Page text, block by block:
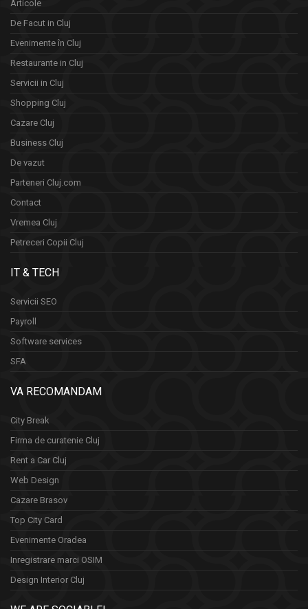
Articole
De Facut in Cluj
Evenimente în Cluj
Restaurante in Cluj
Servicii in Cluj
Shopping Cluj
Cazare Cluj
Business Cluj
De vazut
Parteneri Cluj.com
Contact
Vremea Cluj
Petreceri Copii Cluj
IT & TECH
Servicii SEO
Payroll
Software services
SFA
VA RECOMANDAM
City Break
Firma de curatenie Cluj
Rent a Car Cluj
Web Design
Cazare Brasov
Top City Card
Evenimente Oradea
Inregistrare marci OSIM
Design Interior Cluj